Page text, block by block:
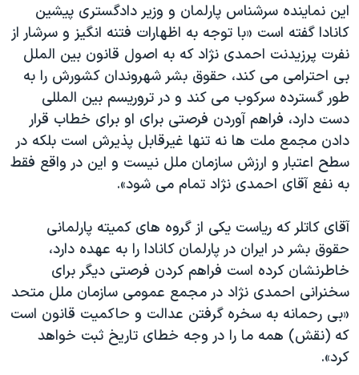
همایش محافظه‌کاران آمریکا «سی‌پک»
صفحه‌های ویژه
سفر پرزیدنت ترامپ به چین
این نماینده سرشناس پارلمان و وزیر دادگستری پیشین
کانادا گفته است «با توجه به اظهارات فتنه انگیز و سرشار از
نفرت پرزیدنت احمدی نژاد که به اصول قانون بین الملل
بی احترامی می کند، حقوق بشر شهروندان کشورش را به
طور گسترده سرکوب می کند و در تروریسم بین المللی
دست دارد، فراهم آوردن فرصتی برای او برای خطاب قرار
دادن مجمع ملت ها نه تنها غیرقابل پذیرش است بلکه در
سطح اعتبار و ارزش سازمان ملل نیست و این در واقع فقط
به نفع آقای احمدی نژاد تمام می شود».
آقای کاتلر که ریاست یکی از گروه های کمیته پارلمانی
حقوق بشر در ایران در پارلمان کانادا را به عهده دارد،
خاطرنشان کرده است فراهم کردن فرصتی دیگر برای
سخنرانی احمدی نژاد در مجمع عمومی سازمان ملل متحد
«بی رحمانه به سخره گرفتن عدالت و حاکمیت قانون است
که (نقش) همه ما را در وجه خطای تاریخ ثبت خواهد
کرد».